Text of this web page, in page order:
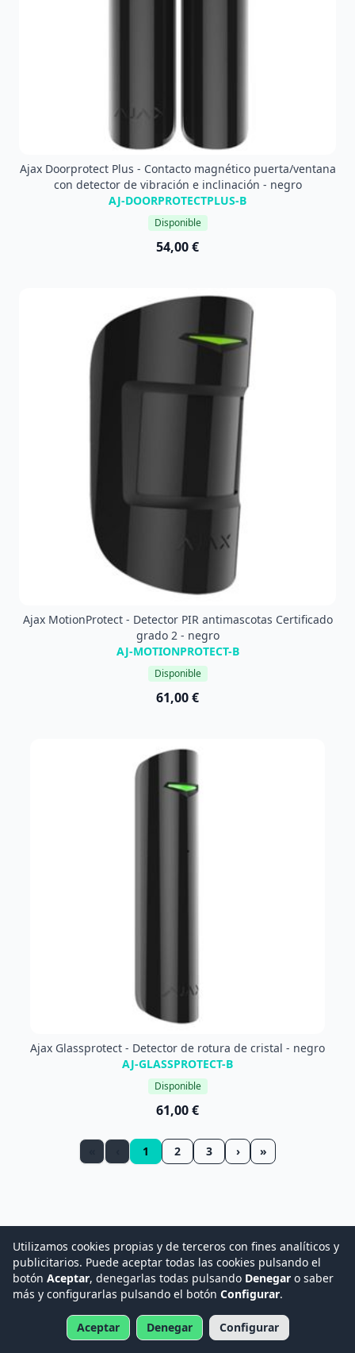
Ajax Doorprotect Plus - Contacto magnético puerta/ventana
con detector de vibración e inclinación - negro
AJ-DOORPROTECTPLUS-B
Disponible
54,00 €
Ajax MotionProtect - Detector PIR antimascotas Certificado
grado 2 - negro
AJ-MOTIONPROTECT-B
Disponible
61,00 €
Ajax Glassprotect - Detector de rotura de cristal - negro
AJ-GLASSPROTECT-B
Disponible
61,00 €
1 2 3 › »
CONTACTA CON NOSOTROS
Utilizamos cookies propias y de terceros con fines analíticos y
publicitarios. Puede aceptar todas las cookies pulsando el
botón Aceptar, denegarlas todas pulsando Denegar o saber
más y configurarlas pulsando el botón Configurar.
Aceptar Denegar Configurar